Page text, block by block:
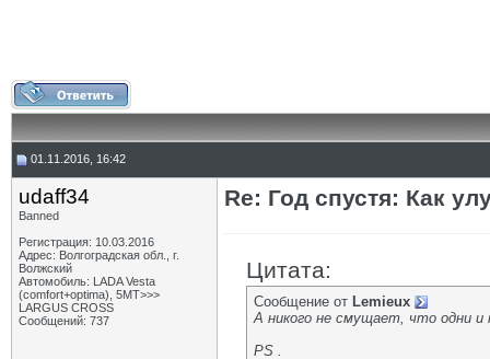
01.11.2016, 16:42
udaff34
Banned
Регистрация: 10.03.2016
Адрес: Волгоградская обл., г.
Волжский
Автомобиль: LADA Vesta
(comfort+optima), 5МТ>>>
LARGUS CROSS
Сообщений: 737
Re: Год спустя: Как
Цитата:
Сообщение от Lemieux
А никого не смущает, что одни
PS .